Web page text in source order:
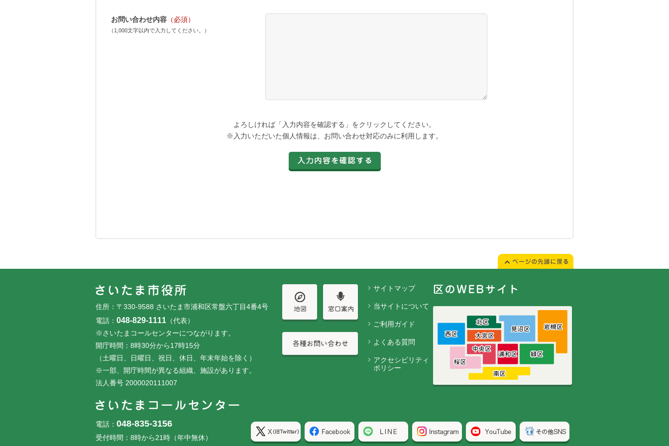
お問い合わせ内容 （必須）
（1,000文字以内で入力してください。）
よろしければ「入力内容を確認する」をクリックしてください。
※入力いただいた個人情報は、お問い合わせ対応のみに利用します。
住所：〒330-9588 さいたま市浦和区常盤六丁目4番4号
電話： 048-829-1111 （代表）
※さいたまコールセンターにつながります。
開庁時間：8時30分から17時15分
（土曜日、日曜日、祝日、休日、年末年始を除く）
※一部、開庁時間が異なる組織、施設があります。
法人番号 2000020111007
電話： 048-835-3156
受付時間：8時から21時（年中無休）
サイトマップ
当サイトについて
ご利用ガイド
よくある質問
アクセシビリティ
ポリシー